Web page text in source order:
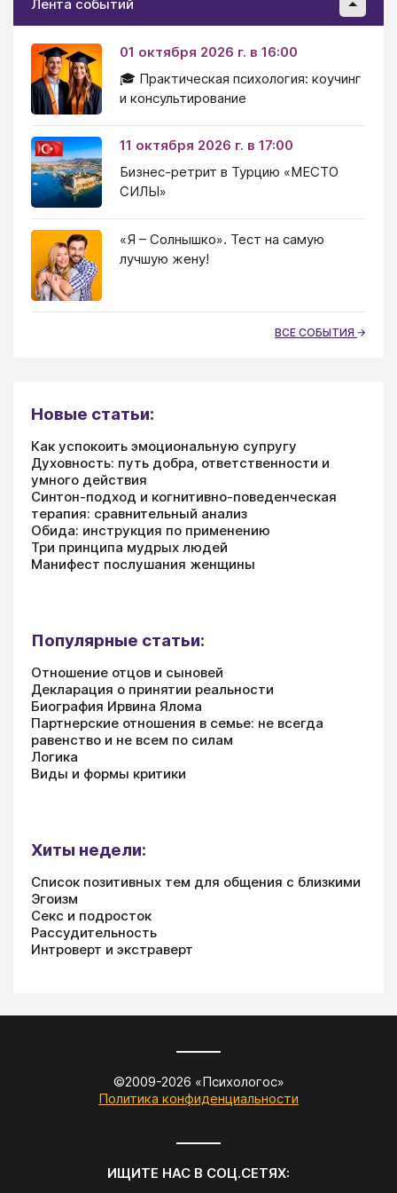
Лента событий
01 октября 2026 г. в 16:00
🎓 Практическая психология: коучинг
и консультирование
11 октября 2026 г. в 17:00
Бизнес-ретрит в Турцию «МЕСТО
СИЛЫ»
«Я – Солнышко». Тест на самую
лучшую жену!
ВСЕ СОБЫТИЯ
Новые статьи:
Как успокоить эмоциональную супругу
Духовность: путь добра, ответственности и
умного действия
Синтон-подход и когнитивно-поведенческая
терапия: сравнительный анализ
Обида: инструкция по применению
Три принципа мудрых людей
Манифест послушания женщины
Популярные статьи:
Отношение отцов и сыновей
Декларация о принятии реальности
Биография Ирвина Ялома
Партнерские отношения в семье: не всегда
равенство и не всем по силам
Логика
Виды и формы критики
Хиты недели:
Список позитивных тем для общения с близкими
Эгоизм
Секс и подросток
Рассудительность
Интроверт и экстраверт
©2009-2026 «Психологос»
Политика конфиденциальности
ИЩИТЕ НАС В СОЦ.СЕТЯХ: